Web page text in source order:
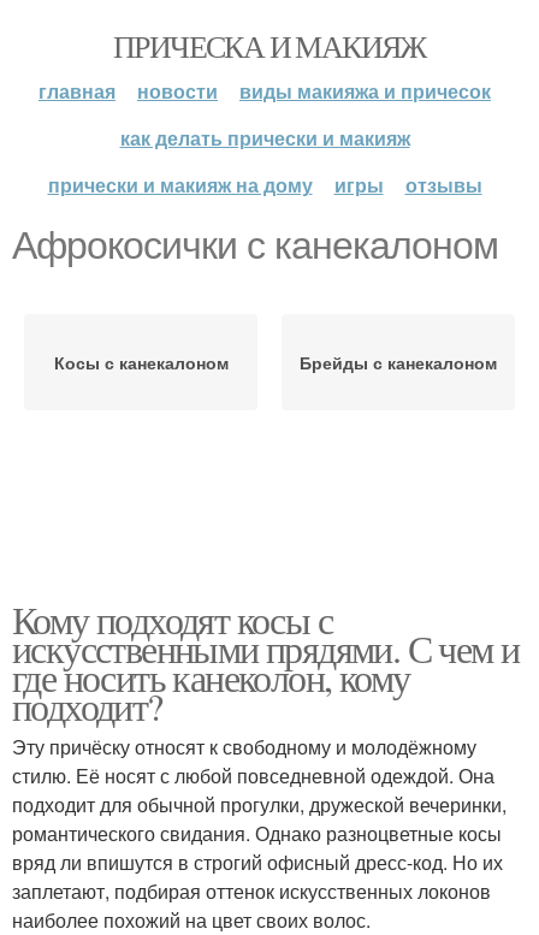
ПРИЧЕСКА И МАКИЯЖ
главная новости
виды макияжа и причесок
как делать прически и макияж
прически и макияж на дому
игры отзывы
Афрокосички с канекалоном
Косы с канекалоном Брейды с канекалоном
Кому подходят косы с
искусственными прядями. С чем и
где носить канеколон, кому
подходит?
Эту причёску относят к свободному и молодёжному
стилю. Её носят с любой повседневной одеждой. Она
подходит для обычной прогулки, дружеской вечеринки,
романтического свидания. Однако разноцветные косы
вряд ли впишутся в строгий офисный дресс-код. Но их
заплетают, подбирая оттенок искусственных локонов
наиболее похожий на цвет своих волос.